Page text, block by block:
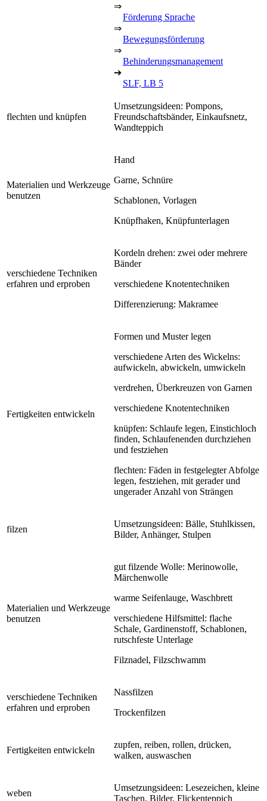
⇒
Förderung Sprache
⇒
Bewegungsförderung
⇒
Behinderungsmanagement
➔
SLF, LB 5
flechten und knüpfen
Umsetzungsideen: Pompons,
Freundschaftsbänder, Einkaufsnetz,
Wandteppich
Materialien und Werkzeuge
benutzen
Hand
Garne, Schnüre
Schablonen, Vorlagen
Knüpfhaken, Knüpfunterlagen
verschiedene Techniken
erfahren und erproben
Kordeln drehen: zwei oder mehrere
Bänder
verschiedene Knotentechniken
Differenzierung: Makramee
Fertigkeiten entwickeln
Formen und Muster legen
verschiedene Arten des Wickelns:
aufwickeln, abwickeln, umwickeln
verdrehen, Überkreuzen von Garnen
verschiedene Knotentechniken
knüpfen: Schlaufe legen, Einstichloch
finden, Schlaufenenden durchziehen
und festziehen
flechten: Fäden in festgelegter Abfolge
legen, festziehen, mit gerader und
ungerader Anzahl von Strängen
filzen
Umsetzungsideen: Bälle, Stuhlkissen,
Bilder, Anhänger, Stulpen
Materialien und Werkzeuge
benutzen
gut filzende Wolle: Merinowolle,
Märchenwolle
warme Seifenlauge, Waschbrett
verschiedene Hilfsmittel: flache
Schale, Gardinenstoff, Schablonen,
rutschfeste Unterlage
Filznadel, Filzschwamm
verschiedene Techniken
erfahren und erproben
Nassfilzen
Trockenfilzen
Fertigkeiten entwickeln
zupfen, reiben, rollen, drücken,
walken, auswaschen
weben
Umsetzungsideen: Lesezeichen, kleine
Taschen, Bilder, Flickenteppich